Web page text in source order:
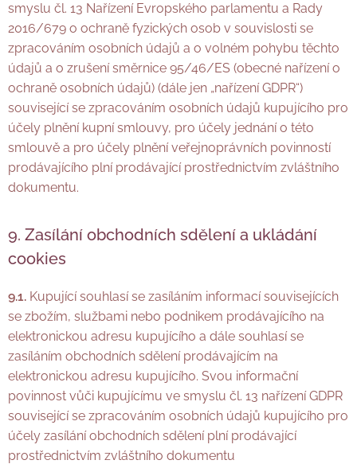
smyslu čl. 13 Nařízení Evropského parlamentu a Rady
2016/679 o ochraně fyzických osob v souvislosti se
zpracováním osobních údajů a o volném pohybu těchto
údajů a o zrušení směrnice 95/46/ES (obecné nařízení o
ochraně osobních údajů) (dále jen „nařízení GDPR“)
související se zpracováním osobních údajů kupujícího pro
účely plnění kupní smlouvy, pro účely jednání o této
smlouvě a pro účely plnění veřejnoprávních povinností
prodávajícího plní prodávající prostřednictvím zvláštního
dokumentu.
9. Zasílání obchodních sdělení a ukládání
cookies
9.1. Kupující souhlasí se zasíláním informací souvisejících
se zbožím, službami nebo podnikem prodávajícího na
elektronickou adresu kupujícího a dále souhlasí se
zasíláním obchodních sdělení prodávajícím na
elektronickou adresu kupujícího. Svou informační
povinnost vůči kupujícímu ve smyslu čl. 13 nařízení GDPR
související se zpracováním osobních údajů kupujícího pro
účely zasílání obchodních sdělení plní prodávající
prostřednictvím zvláštního dokumentu